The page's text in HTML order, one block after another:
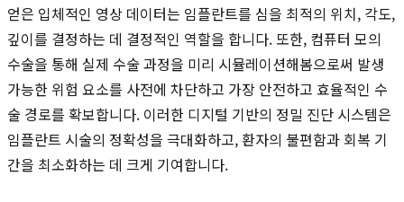
얻은 입체적인 영상 데이터는 임플란트를 심을 최적의 위치, 각도,
깊이를 결정하는 데 결정적인 역할을 합니다. 또한, 컴퓨터 모의
수술을 통해 실제 수술 과정을 미리 시뮬레이션해봄으로써 발생
가능한 위험 요소를 사전에 차단하고 가장 안전하고 효율적인 수
술 경로를 확보합니다. 이러한 디지털 기반의 정밀 진단 시스템은
임플란트 시술의 정확성을 극대화하고, 환자의 불편함과 회복 기
간을 최소화하는 데 크게 기여합니다.